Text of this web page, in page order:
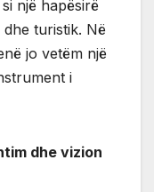
një hapësirë
turistik. Në
jo vetëm një
i
dhe vizion